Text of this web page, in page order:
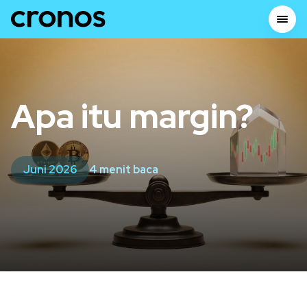
Apa itu margin?
Juni 2026 4 menit baca